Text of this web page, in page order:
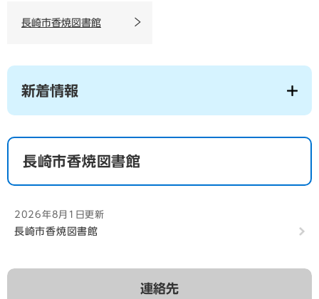
長崎市香焼図書館
新着情報
長崎市香焼図書館
2026年8月1日更新
長崎市香焼図書館
連絡先